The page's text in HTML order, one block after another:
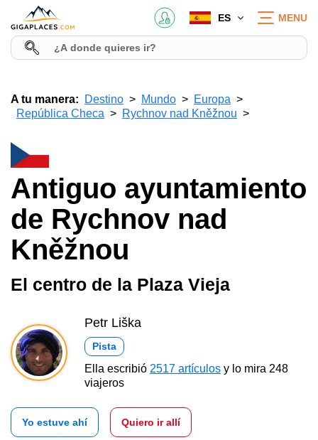
ES MENU
A tu manera: Destino Mundo
Europa
República Checa
Rychnov nad Kněžnou
Antiguo ayuntamiento
de Rychnov nad
Kněžnou
El centro de la Plaza Vieja
Petr Liška
Pista
Ella escribió 2517 artículos y lo mira 248
viajeros
Yo estuve ahí Quiero ir allí